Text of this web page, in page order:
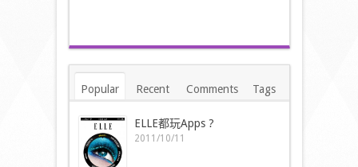
Popular Recent Comments Tags
ELLE都玩Apps ?
2011/10/11